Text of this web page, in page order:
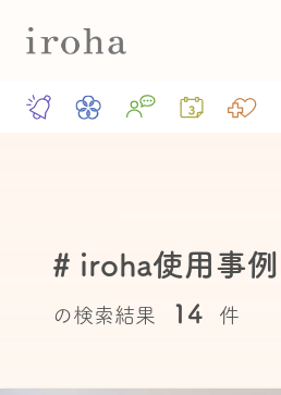
# iroha使用事例
の検索結果 14 件